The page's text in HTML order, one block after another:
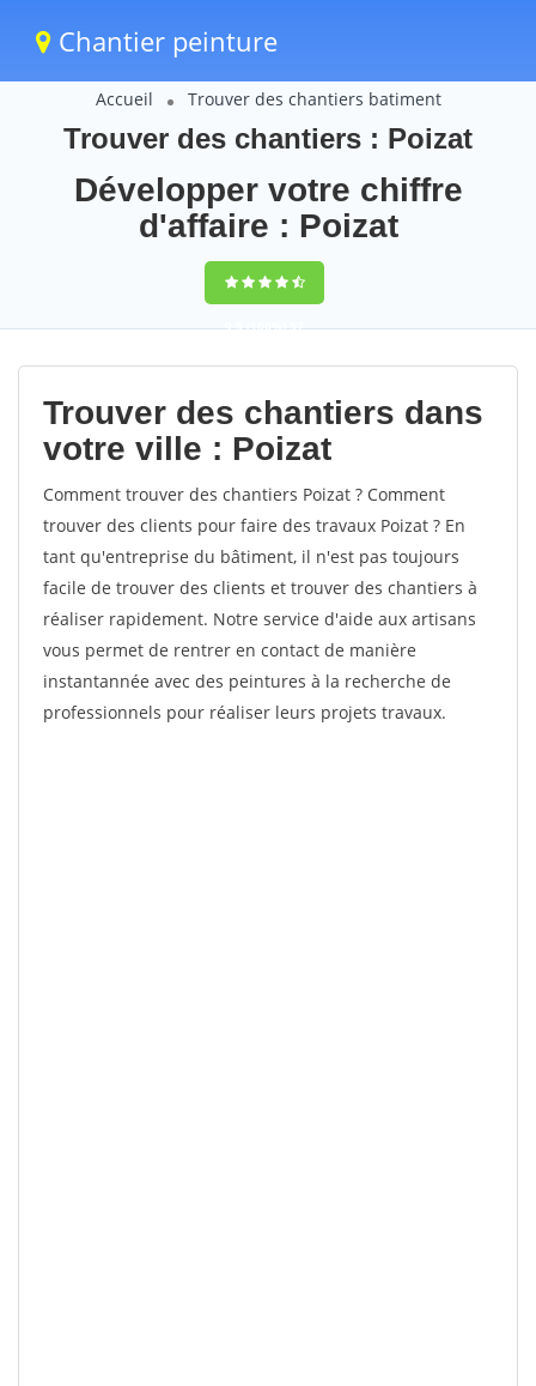
Chantier peinture
Accueil Trouver des chantiers batiment
Trouver des chantiers : Poizat
Développer votre chiffre
d'affaire : Poizat
9,5(100%)57
votes
Trouver des chantiers dans
votre ville : Poizat
Comment trouver des chantiers Poizat ? Comment
trouver des clients pour faire des travaux Poizat ? En
tant qu'entreprise du bâtiment, il n'est pas toujours
facile de trouver des clients et trouver des chantiers à
réaliser rapidement. Notre service d'aide aux artisans
vous permet de rentrer en contact de manière
instantannée avec des peintures à la recherche de
professionnels pour réaliser leurs projets travaux.